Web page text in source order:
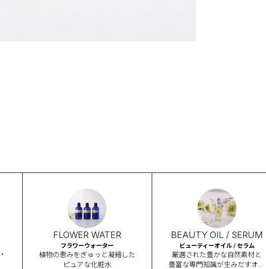
FLOWER WATER
フラワーウォーター
植物の恵みをぎゅっと凝縮した
ピュアな化粧水
BEAUTY OIL / SERUM
ビューティーオイル / セラム
厳選された豊かな自然素材と
豊富な専門知識が生みだすオイ